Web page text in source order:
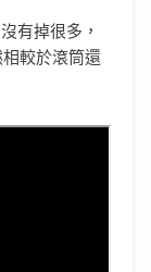
有掉很多，
較於滾筒還